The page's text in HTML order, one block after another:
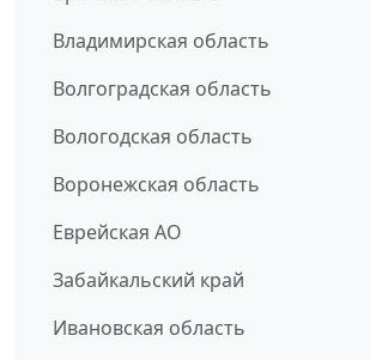
Владимирская область
Волгоградская область
Вологодская область
Воронежская область
Еврейская АО
Забайкальский край
Ивановская область